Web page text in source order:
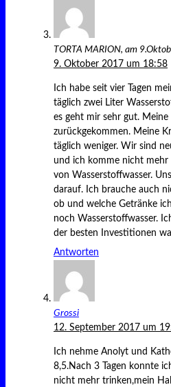
TORTA MARION, am
9. Oktober 2017 um 18:58
Ich habe seit vier Tagen
täglich zwei Liter
es geht mir sehr gut. Meine
zurückgekommen. Meine
täglich weniger. Wir sind
und ich komme nicht
von Wasserstoffwasser.
darauf. Ich brauche auch
ob und welche Getränke
noch Wasserstoffwasser.
der besten Investitionen
Antworten
Grossi
12. September 2017 um
Ich nehme Anolyt und
8,5.Nach 3 Tagen konnte
nicht mehr trinken,mein